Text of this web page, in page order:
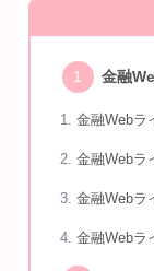
金融
金融Webラ
金融Webラ
金融Webラ
金融Webラ